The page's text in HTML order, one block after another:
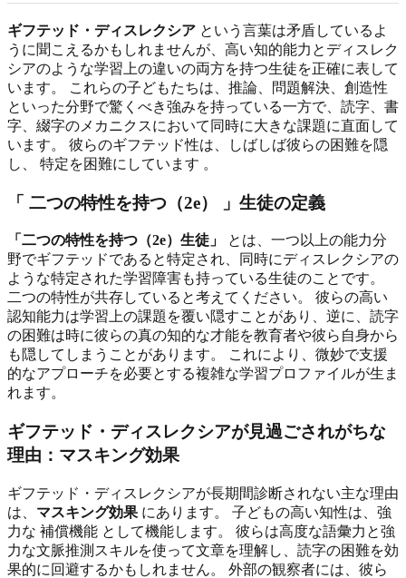
ギフテッド・ディスレクシア という言葉は矛盾しているよ
うに聞こえるかもしれませんが、高い知的能力とディスレク
シアのような学習上の違いの両方を持つ生徒を正確に表して
います。 これらの子どもたちは、推論、問題解決、創造性
といった分野で驚くべき強みを持っている一方で、読字、書
字、綴字のメカニクスにおいて同時に大きな課題に直面して
います。 彼らのギフテッド性は、しばしば彼らの困難を隠
し、 特定を困難にしています 。
「 二つの特性を持つ（2e） 」生徒の定義
「二つの特性を持つ（2e）生徒」
とは、一つ以上の能力分
野でギフテッドであると特定され、同時にディスレクシアの
ような特定された学習障害も持っている生徒のことです。
二つの特性が共存していると考えてください。 彼らの高い
認知能力は学習上の課題を覆い隠すことがあり、逆に、読字
の困難は時に彼らの真の知的な才能を教育者や彼ら自身から
も隠してしまうことがあります。 これにより、微妙で支援
的なアプローチを必要とする複雑な学習プロファイルが生ま
れます。
ギフテッド・ディスレクシアが見過ごされがちな
理由：マスキング効果
ギフテッド・ディスレクシアが長期間診断されない主な理由
は、 マスキング効果 にあります。 子どもの高い知性は、強
力な 補償機能 として機能します。 彼らは高度な語彙力と強
力な文脈推測スキルを使って文章を理解し、読字の困難を効
果的に回避するかもしれません。 外部の観察者には、彼ら